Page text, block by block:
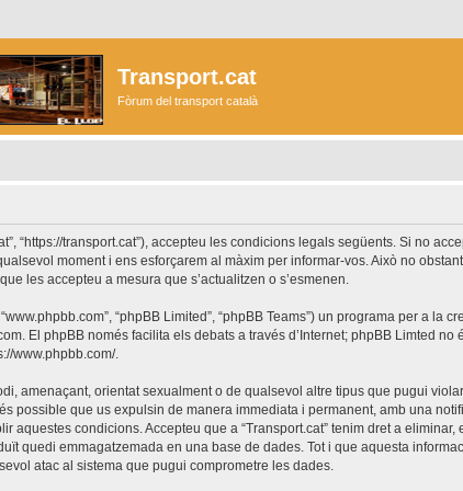
Transport.cat
Fòrum del transport català
“https://transport.cat”), accepteu les condicions legals següents. Si no
moment i ens esforçarem al màxim per informar-vos. Això no
les accepteu a mesura que s’actualitzen o s’esmenen.
“phpBB Limited”, “phpBB Teams”) un programa per a la
. El phpBB només facilita els debats a través d’Internet; phpBB Limted
www.phpbb.com/.
amenaçant, orientat sexualment o de qualsevol altre tipus que pugui
possible que us expulsin de manera immediata i permanent, amb una
aquestes condicions. Accepteu que a “Transport.cat” tenim dret a
quedi emmagatzemada en una base de dades. Tot i que aquesta
atac al sistema que pugui comprometre les dades.